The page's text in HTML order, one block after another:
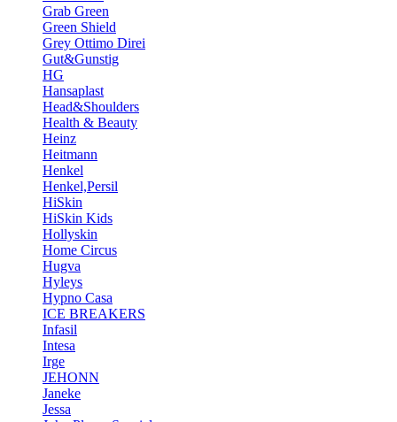
Grab Green
Green Shield
Grey Ottimo Direi
Gut&Gunstig
HG
Hansaplast
Head&Shoulders
Health & Beauty
Heinz
Heitmann
Henkel
Henkel,Persil
HiSkin
HiSkin Kids
Hollyskin
Home Circus
Hugva
Hyleys
Hypno Casa
ICE BREAKERS
Infasil
Intesa
Irge
JEHONN
Janeke
Jessa